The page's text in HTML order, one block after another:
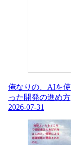
俺なりの、AIを使
った開発の進め方
2026-07-31